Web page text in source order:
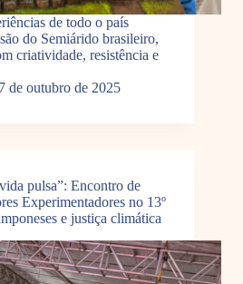
de todo o país
do Semiárido brasileiro,
criatividade, resistência e
de outubro de 2025
pulsa”: Encontro de
Experimentadores no 13º
e justiça climática